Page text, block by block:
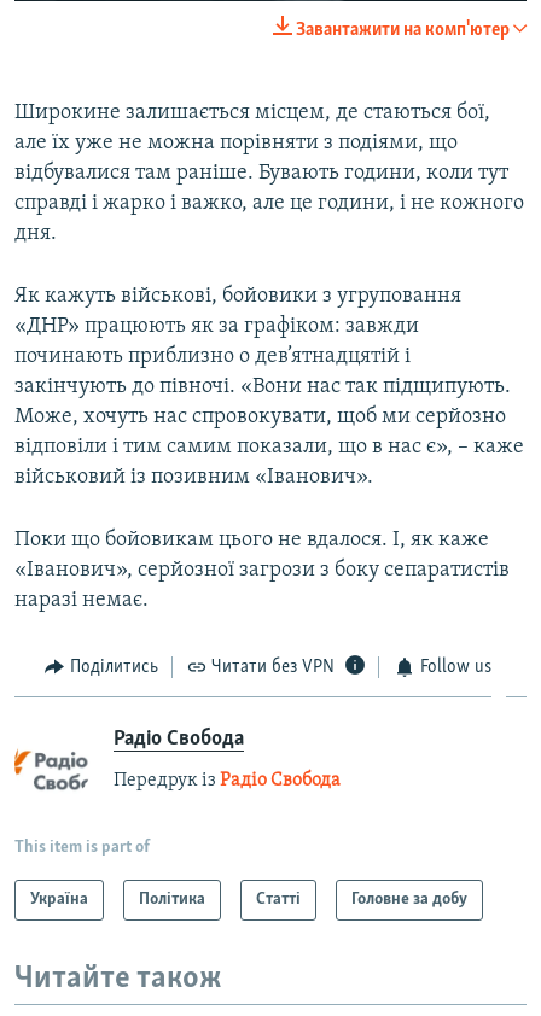
Завантажити на комп'ютер
Широкине залишається місцем, де стаються бої,
але їх уже не можна порівняти з подіями, що
відбувалися там раніше. Бувають години, коли тут
справді і жарко і важко, але це години, і не кожного
дня.
Як кажуть військові, бойовики з угруповання
«ДНР» працюють як за графіком: завжди
починають приблизно о дев’ятнадцятій і
закінчують до півночі. «Вони нас так підщипують.
Може, хочуть нас спровокувати, щоб ми серйозно
відповіли і тим самим показали, що в нас є», – каже
військовий із позивним «Іванович».
Поки що бойовикам цього не вдалося. І, як каже
«Іванович», серйозної загрози з боку сепаратистів
наразі немає.
Поділитись Читати без VPN Follow us
Радіо Свобода
Передрук із Радіо Свобода
This item is part of
Україна Політика Статті Головне за добу
Читайте також